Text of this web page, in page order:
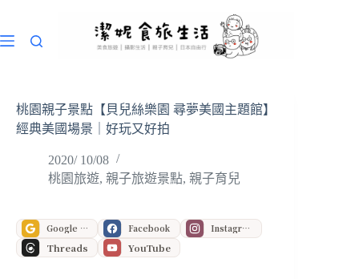
主
桃園親子景點【貝兒絲樂園 尋夢美國主題館】
經典美國場景｜好玩又好拍
2020/ 10/08
桃園旅遊, 親子旅遊景點, 親子育兒
Google 偏好來源 Facebook Instagram
Threads YouTube